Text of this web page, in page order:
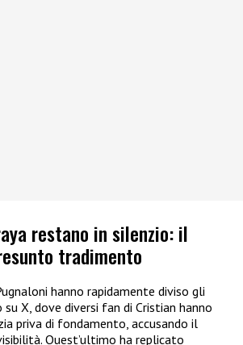
restano in silenzio: il
tradimento
hanno rapidamente diviso gli
X, dove diversi fan di Cristian hanno
priva di fondamento, accusando il
Quest’ultimo ha replicato